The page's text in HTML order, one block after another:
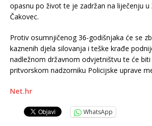
opasnu po život te je zadržan na liječenju u
Čakovec.
Protiv osumnjičenog 36-godišnjaka će se
kaznenih djela silovanja i teške krađe
nadležnom državnom odvjetništvu te će biti
pritvorskom nadzorniku Policijske uprave
Net.hr
WhatsApp